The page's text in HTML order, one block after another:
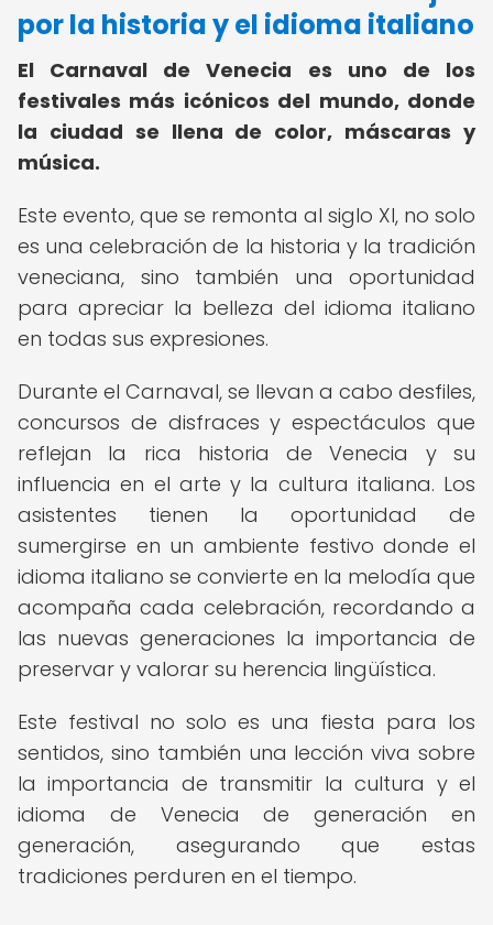
por la historia y el idioma italiano
El Carnaval de Venecia es uno de los
festivales más icónicos del mundo, donde
la ciudad se llena de color, máscaras y
música.
Este evento, que se remonta al siglo XI, no solo
es una celebración de la historia y la tradición
veneciana, sino también una oportunidad
para apreciar la belleza del idioma italiano
en todas sus expresiones.
Durante el Carnaval, se llevan a cabo desfiles,
concursos de disfraces y espectáculos que
reflejan la rica historia de Venecia y su
influencia en el arte y la cultura italiana. Los
asistentes tienen la oportunidad de
sumergirse en un ambiente festivo donde el
idioma italiano se convierte en la melodía que
acompaña cada celebración, recordando a
las nuevas generaciones la importancia de
preservar y valorar su herencia lingüística.
Este festival no solo es una fiesta para los
sentidos, sino también una lección viva sobre
la importancia de transmitir la cultura y el
idioma de Venecia de generación en
generación, asegurando que estas
tradiciones perduren en el tiempo.